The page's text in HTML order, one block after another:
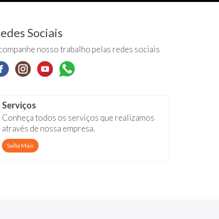
Sociais
nosso trabalho pelas redes sociais
Serviços
Conheça todos os serviços que realizamos
através de nossa empresa.
Saiba Mais